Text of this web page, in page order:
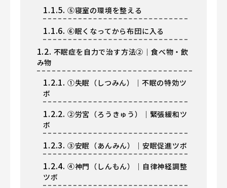
1.1.5. ⑤寝室の環境を整える
1.1.6. ⑥眠くなってから布団に入る
1.2. 不眠症を自力で治す方法②｜食べ物・飲
み物
1.2.1. ①失眠（しつみん）｜不眠の特効ツ
ボ
1.2.2. ②労宮（ろうきゅう）｜緊張緩和ツ
ボ
1.2.3. ③安眠（あんみん）｜安眠促進ツボ
1.2.4. ④神門（しんもん）｜自律神経調整
ツボ